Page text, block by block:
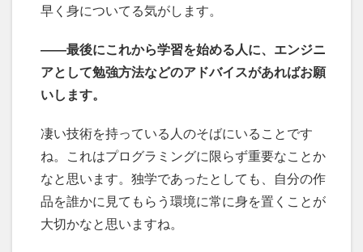
早く身についてる気がします。
――最後にこれから学習を始める人に、エンジニ
アとして勉強方法などのアドバイスがあればお願
いします。
凄い技術を持っている人のそばにいることです
ね。これはプログラミングに限らず重要なことか
なと思います。独学であったとしても、自分の作
品を誰かに見てもらう環境に常に身を置くことが
大切かなと思いますね。